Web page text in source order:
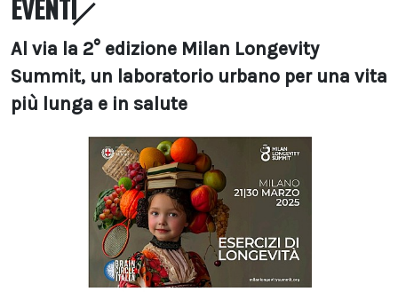
EVENTI
Al via la 2° edizione Milan Longevity
Summit, un laboratorio urbano per una vita
più lunga e in salute